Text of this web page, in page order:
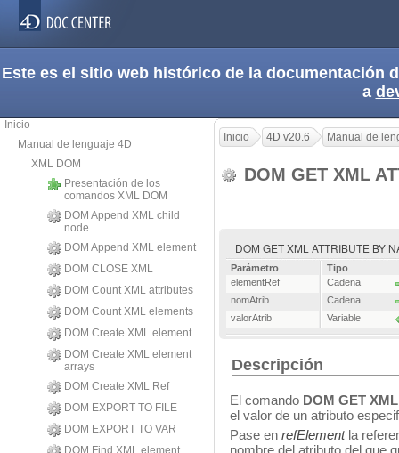
Este es el sitio web histórico de la documentación
a
Inicio
Manual de lenguaje 4D
XML DOM
Presentación de los
comandos XML DOM
DOM Append XML child
node
DOM Append XML element
DOM CLOSE XML
DOM Count XML attributes
DOM Count XML elements
DOM Create XML element
DOM Create XML element
arrays
DOM Create XML Ref
DOM EXPORT TO FILE
DOM EXPORT TO VAR
DOM Find XML element
Inicio 4D v20.6 Manual de
DOM GET XML
DOM GET XML ATTRIBUTE BY
Parámetro
Tipo
elementRef
Cadena
nomAtrib
Cadena
valorAtrib
Variable
Descripción
El comando DOM GET
el valor de un atributo
Pase en refElementla